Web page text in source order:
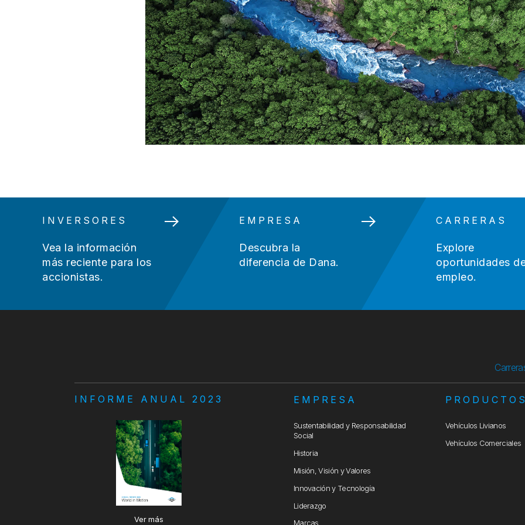
INVERSORES
Vea la información
más reciente para los
accionistas.
EMPRESA
Descubra la
diferencia de Dana.
CARRERAS
Explore
oportunidades
empleo.
INFORME ANUAL 2023
Ver más
EMPRESA
Sustentabilidad y Responsabilidad
Social
Historia
Misión, Visión y Valores
Innovación y Tecnología
Liderazgo
Marcas
Vehículos Livianos
Vehículos Comerciales